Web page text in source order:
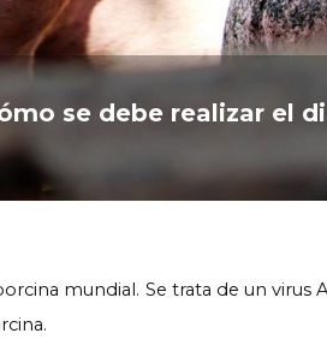
se debe realizar el
mundial. Se trata de un virus